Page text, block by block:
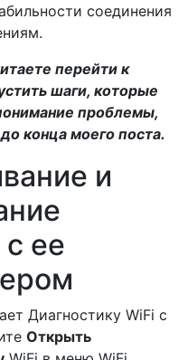
соединения
перейти к
шаги, которые
проблемы,
конца моего поста.
и
ее
Диагностику WiFi с
Открыть